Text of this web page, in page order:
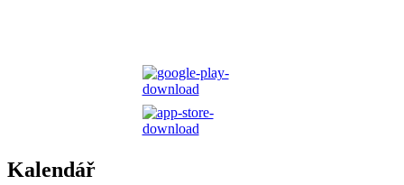
Kalendář